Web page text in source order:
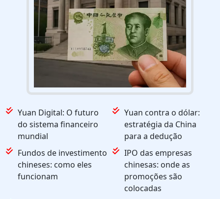
Yuan Digital: O futuro
do sistema financeiro
mundial
Yuan contra o dólar:
estratégia da China
para a dedução
Fundos de investimento
chineses: como eles
funcionam
IPO das empresas
chinesas: onde as
promoções são
colocadas